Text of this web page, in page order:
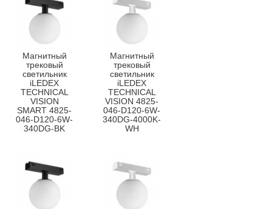
Магнитный
трековый
светильник
iLEDEX
TECHNICAL
VISION
SMART 4825-
046-D120-6W-
340DG-BK
Магнитный
трековый
светильник
iLEDEX
TECHNICAL
VISION 4825-
046-D120-6W-
340DG-4000K-
WH